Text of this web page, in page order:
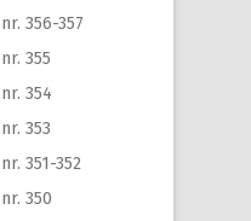
356-357
355
354
353
351-352
350